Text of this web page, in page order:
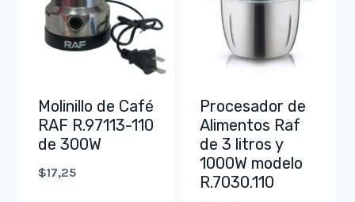
Molinillo de Café
RAF R.97113-110
de 300W
$17,25
Procesador de
Alimentos Raf
de 3 litros y
1000W modelo
R.7030.110